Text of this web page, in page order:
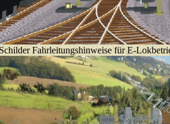
Schilder Fahrleitungshinweise für E-